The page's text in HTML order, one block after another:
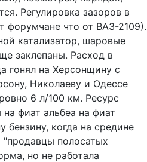
Регулировка зазоров в
форумчане что от ВАЗ-2109).
катализатор, шаровые
заклепаны. Расход в
гонял на Херсонщину с
Николаеву и Одессе
6 л/100 км. Ресурс
фиат альбеа на фиат
бензину, когда на средине
"продавцы полосатых
но не работала